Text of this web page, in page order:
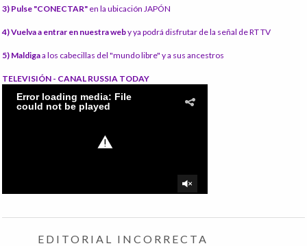
3) Pulse "CONECTAR" en la ubicación JAPÓN
4) Vuelva a entrar en nuestra weby ya podrá disfrutar de la señal de RT TV
5) Maldigaa los cabecillas del "mundo libre" y a sus ancestros
TELEVISIÓN - CANAL RUSSIA TODAY
EDITORIAL INCORRECTA